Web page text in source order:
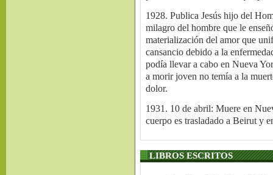
1928. Publica Jesús hijo del
milagro del hombre que le
materialización del amor que
cansancio debido a la
podía llevar a cabo en Nueva
a morir joven no temía a la
dolor.
1931. 10 de abril: Muere en
cuerpo es trasladado a Beirut y
LIBROS ESCRITOS